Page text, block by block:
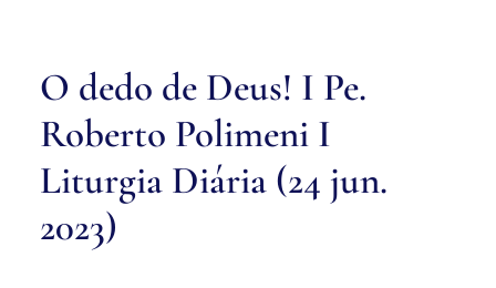
O dedo de Deus! I Pe.
Roberto Polimeni I
Liturgia Diária (24 jun.
2023)